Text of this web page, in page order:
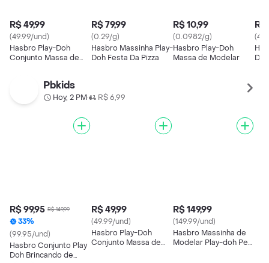
R$ 49,99
(49.99/und)
Hasbro Play-Doh
Conjunto Massa de
R$ 79,99
(0.29/g)
Hasbro Massinha Play-
Doh Festa Da Pizza
R$ 10,99
(0.0982/g)
Hasbro Play-Doh
Massa de Modelar
R$
Pbkids
Hoy, 2 PM• R$ 6,99
R$ 99,95 R$ 149,99
33%
(99.95/und)
Hasbro Conjunto Play
Doh Brincando de
R$ 49,99
(49.99/und)
Hasbro Play-Doh
Conjunto Massa de
R$ 149,99
(149.99/und)
Hasbro Massinha de
Modelar Play-doh Pet